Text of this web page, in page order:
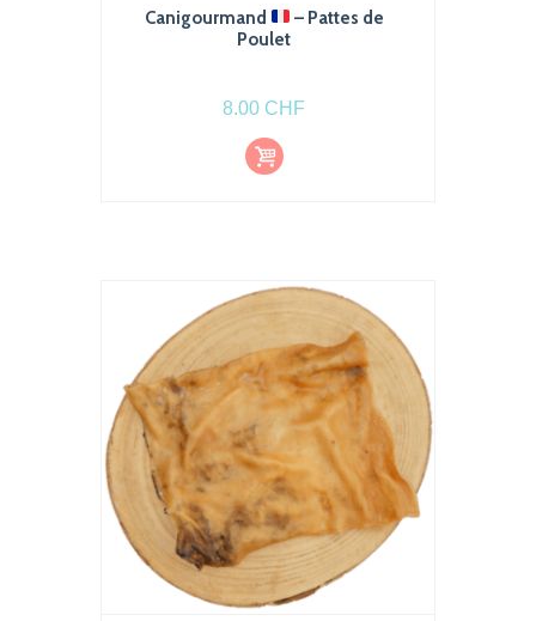
Canigourmand
– Pattes de
Poulet
8.00 CHF
Ajout
er au
pani